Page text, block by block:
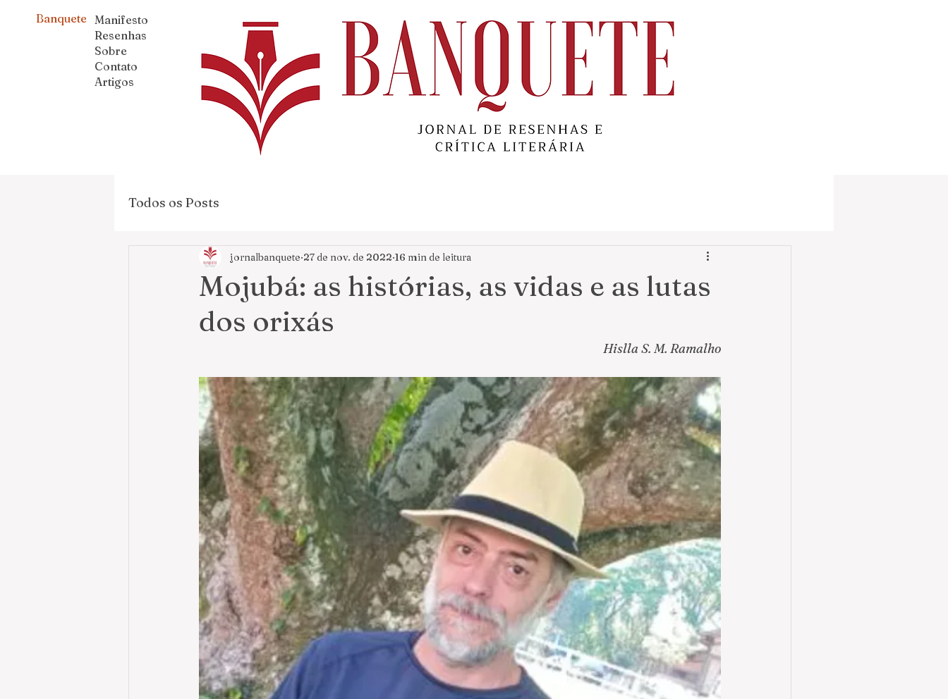
Banquete Manifesto
Resenhas
Sobre
Contato
Artigos
Todos os Posts
Mojubá: as histórias, as vidas e as lutas
dos orixás
jornalbanquete 27 de nov. de 2022 16 min de leitura
Hislla S. M. Ramalho